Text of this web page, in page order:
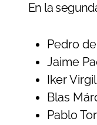
En la
Pedro
Jaime
Iker
Blas
Pablo